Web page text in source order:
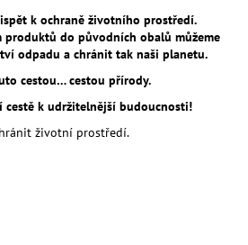
k ochraně životního prostředí.
produktů do původních obalů můžeme
odpadu a chránit tak naši planetu.
cestou… cestou přírody.
cestě k udržitelnější budoucnosti!
životní prostředí.